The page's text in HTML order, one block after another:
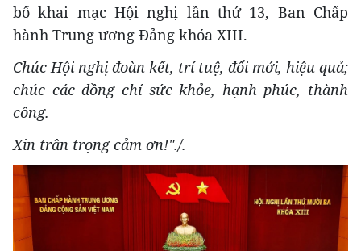
bố khai mạc Hội nghị lần thứ 13, Ban Chấp
hành Trung ương Đảng khóa XIII.
Chúc Hội nghị đoàn kết, trí tuệ, đổi mới, hiệu quả;
chúc các đồng chí sức khỏe, hạnh phúc, thành
công.
Xin trân trọng cảm ơn!"./.